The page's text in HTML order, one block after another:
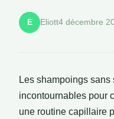
E Eliott4 décembre
Les shampoings
incontournables pour
une routine capillaire